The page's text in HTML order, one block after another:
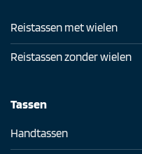
Reistassen met wielen
Reistassen zonder wielen
Tassen
Handtassen